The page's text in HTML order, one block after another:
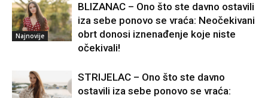
Najnovije
BLIZANAC – Ono što ste davno ostavili
iza sebe ponovo se vraća: Neočekivani
obrt donosi iznenađenje koje niste
očekivali!
STRIJELAC – Ono što ste davno
ostavili iza sebe ponovo se vraća: